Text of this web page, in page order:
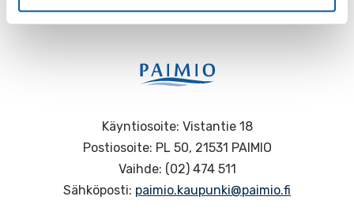
Käyntiosoite: Vistantie 18
Postiosoite: PL 50, 21531 PAIMIO
Vaihde: (02) 474 511
Sähköposti: paimio.kaupunki@paimio.fi